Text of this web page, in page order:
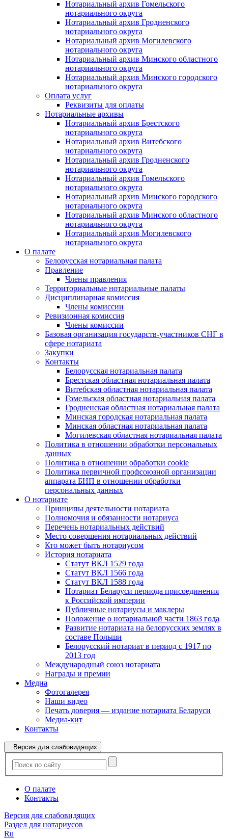
Нотариальный архив Гомельского
нотариального округа
Нотариальный архив Гродненского
нотариального округа
Нотариальный архив Могилевского
нотариального округа
Нотариальный архив Минского областного
нотариального округа
Нотариальный архив Минского городского
нотариального округа
Оплата услуг
Реквизиты для оплаты
Нотариальные архивы
Нотариальный архив Брестского
нотариального округа
Нотариальный архив Витебского
нотариального округа
Нотариальный архив Гродненского
нотариального округа
Нотариальный архив Гомельского
нотариального округа
Нотариальный архив Минского городского
нотариального округа
Нотариальный архив Минского областного
нотариального округа
Нотариальный архив Могилевского
нотариального округа
О палате
Белорусская нотариальная палата
Правление
Члены правления
Территориальные нотариальные палаты
Дисциплинарная комиссия
Члены комиссии
Ревизионная комиссия
Члены комиссии
Базовая организация государств-участников СНГ в
сфере нотариата
Закупки
Контакты
Белорусская нотариальная палата
Брестская областная нотариальная палата
Витебская областная нотариальная палата
Гомельская областная нотариальная палата
Гродненская областная нотариальная палата
Минская городская нотариальная палата
Минская областная нотариальная палата
Могилевская областная нотариальная палата
Политика в отношении обработки персональных
данных
Политика в отношении обработки cookie
Политика первичной профсоюзной организации
аппарата БНП в отношении обработки
персональных данных
О нотариате
Принципы деятельности нотариата
Полномочия и обязанности нотариуса
Перечень нотариальных действий
Место совершения нотариальных действий
Кто может быть нотариусом
История нотариата
Статут ВКЛ 1529 года
Статут ВКЛ 1566 года
Статут ВКЛ 1588 года
Нотариат Беларуси периода присоединения
к Российской империи
Публичные нотариусы и маклеры
Положение о нотариальной части 1863 года
Развитие нотариата на белорусских землях в
составе Польши
Белорусский нотариат в период с 1917 по
2013 год
Международный союз нотариата
Награды и премии
Медиа
Фотогалерея
Наши видео
Печать доверия — издание нотариата Беларуси
Медиа-кит
Контакты
Версия для слабовидящих
О палате
Контакты
Версия для слабовидящих
Раздел для нотариусов
Ru